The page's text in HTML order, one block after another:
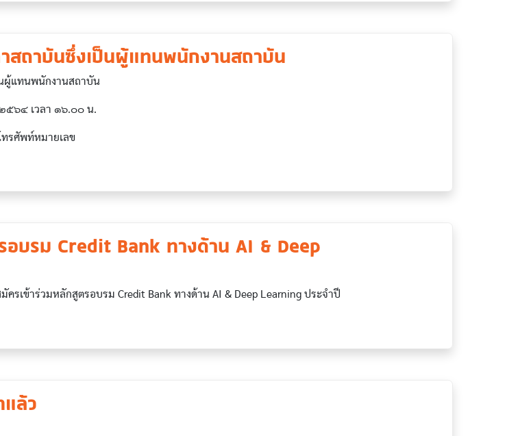
สถาบันซึ่งเป็นผู้แทนพนักงานสถาบัน
ผู้แทนพนักงานสถาบัน
๕๖๔ เวลา ๑๖.๐๐ น.
ทรศัพท์หมายเลข
บรม Credit Bank ทางด้าน AI & Deep
ครเข้าร่วมหลักสูตรอบรม Credit Bank ทางด้าน AI & Deep Learning ประจำปี
ล้ว